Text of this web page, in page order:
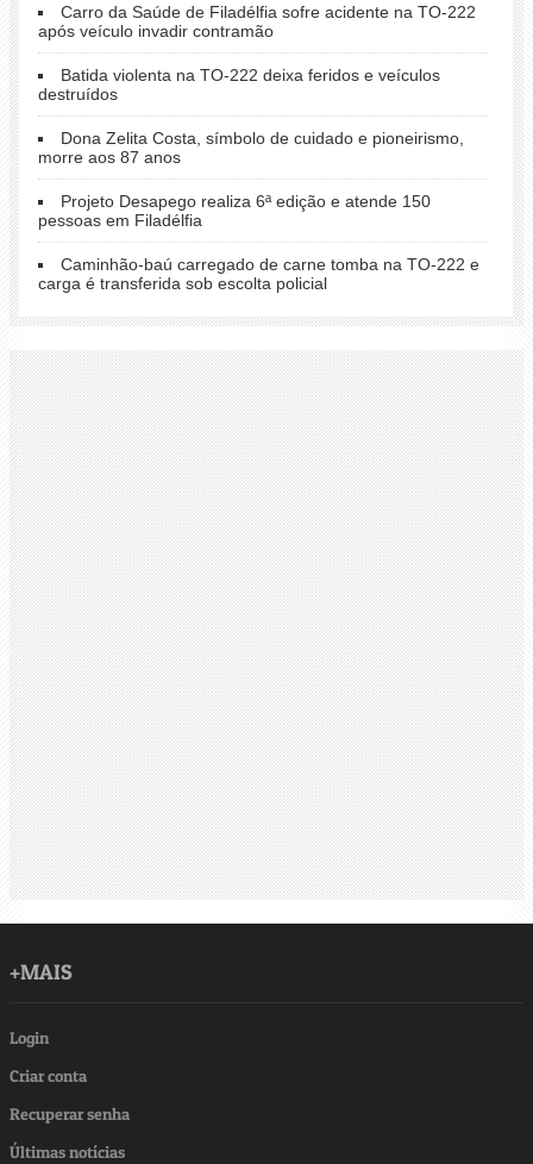
Carro da Saúde de Filadélfia sofre acidente na TO-222
após veículo invadir contramão
Batida violenta na TO-222 deixa feridos e veículos
destruídos
Dona Zelita Costa, símbolo de cuidado e pioneirismo,
morre aos 87 anos
Projeto Desapego realiza 6ª edição e atende 150
pessoas em Filadélfia
Caminhão-baú carregado de carne tomba na TO-222 e
carga é transferida sob escolta policial
+MAIS
Login
Criar conta
Recuperar senha
Últimas notícias